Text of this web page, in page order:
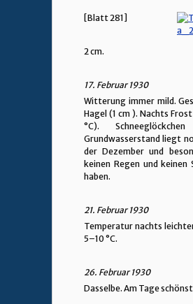
[Blatt 281]
2 cm.
17. Februar 1930
Witterung immer mild.
Hagel (1 cm ). Nachts
°C).
Grundwasserstand liegt
der Dezember und
keinen Regen und keinen
haben.
21. Februar 1930
Temperatur nachts
5–10 °C.
26. Februar 1930
Dasselbe. Am Tage